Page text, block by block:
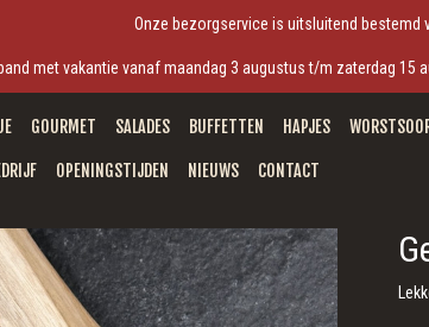
Onze bezorgservice is uitsluitend bestemd
met vakantie vanaf maandag 3 augustus t/m zaterdag
GOURMET SALADES BUFFETTEN HAPJES
OPENINGSTIJDEN NIEUWS CONTACT